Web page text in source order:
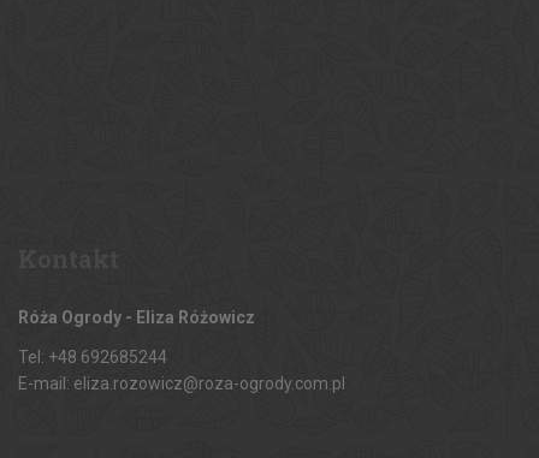
Róża Ogrody - Eliza Różowicz
Tel: +48 692685244
E-mail: eliza.rozowicz@roza-ogrody.com.pl